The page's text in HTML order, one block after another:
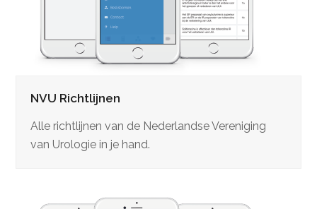
NVU Richtlijnen
Alle richtlijnen van de Nederlandse Vereniging
van Urologie in je hand.